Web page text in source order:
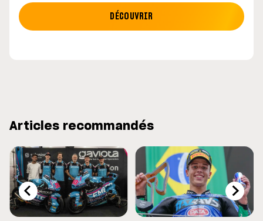
DÉCOUVRIR
Articles recommandés